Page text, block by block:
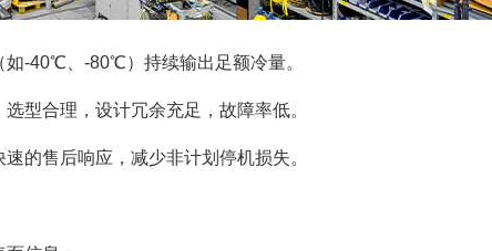
-40℃、-80℃）持续输出足额冷量。
型合理，设计冗余充足，故障率低。
的售后响应，减少非计划停机损失。